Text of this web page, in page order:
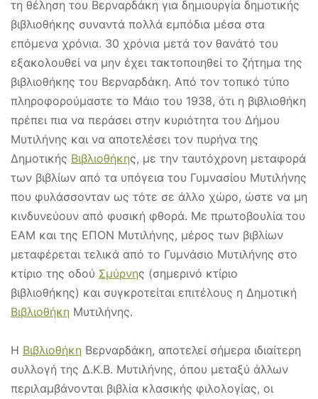
τη θέληση του Βερναρδάκη για δημιουργία δημοτικής
βιβλιοθήκης συναντά πολλά εμπόδια μέσα στα
επόμενα χρόνια. 30 χρόνια μετά τον θανάτό του
εξακολουθεί να μην έχει τακτοποιηθεί το ζήτημα της
βιβλιοθήκης του Βερναρδάκη. Από τον τοπικό τύπο
πληροφορούμαστε το Μάιο του 1938, ότι η βιβλιοθήκη
πρέπει πια να περάσει στην κυριότητα του Δήμου
Μυτιλήνης και να αποτελέσει τον πυρήνα της
Δημοτικής Βιβλιοθήκης, με την ταυτόχρονη μεταφορά
των βιβλίων από τα υπόγεια του Γυμνασίου Μυτιλήνης
που φυλάσσονταν ως τότε σε άλλο χώρο, ώστε να μη
κινδυνεύουν από φυσική φθορά. Με πρωτοβουλία του
ΕΑΜ και της ΕΠΟΝ Μυτιλήνης, μέρος των βιβλίων
μεταφέρεται τελικά από το Γυμνάσιο Μυτιλήνης στο
κτίριο της οδού Σμύρνης (σημερινό κτίριο
βιβλιοθήκης) και συγκροτείται επιτέλους η Δημοτική
Βιβλιοθήκη Μυτιλήνης.
Η Βιβλιοθήκη Βερναρδάκη, αποτελεί σήμερα ιδιαίτερη
συλλογή της Δ.Κ.Β. Μυτιλήνης, όπου μεταξύ άλλων
περιλαμβάνονται βιβλία κλασικής φιλολογίας, οι